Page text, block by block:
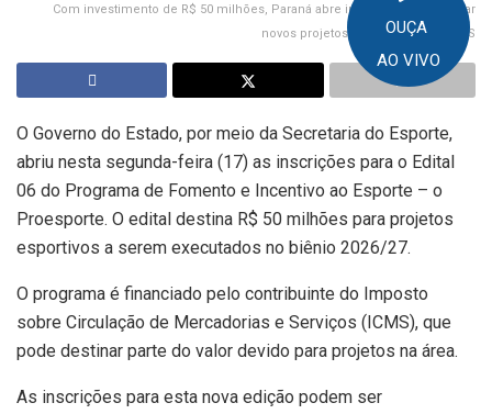
OUÇA
AO VIVO
Com investimento de R$ 50 milhões, Paraná abre inscrições para apoiar
novos projetos esportivos Foto: SEES
O Governo do Estado, por meio da Secretaria do Esporte,
abriu nesta segunda-feira (17) as inscrições para o Edital
06 do Programa de Fomento e Incentivo ao Esporte – o
Proesporte. O edital destina R$ 50 milhões para projetos
esportivos a serem executados no biênio 2026/27.
O programa é financiado pelo contribuinte do Imposto
sobre Circulação de Mercadorias e Serviços (ICMS), que
pode destinar parte do valor devido para projetos na área.
As inscrições para esta nova edição podem ser